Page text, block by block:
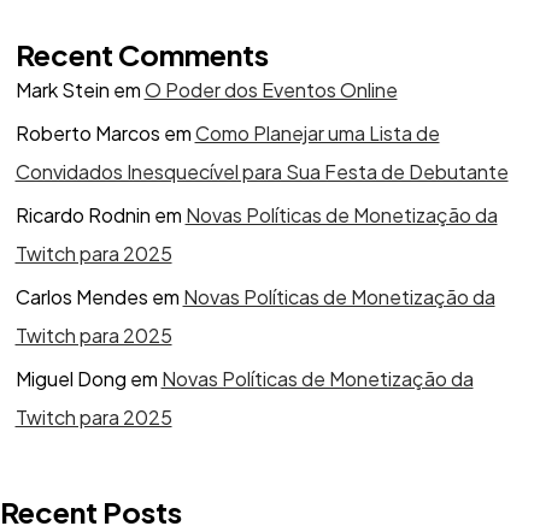
Recent Comments
Mark Stein emO Poder dos Eventos Online
Roberto Marcos emComo Planejar uma Lista de
Convidados Inesquecível para Sua Festa de Debutante
Ricardo Rodnin em Novas Políticas de Monetização da
Twitch para 2025
Carlos Mendes em Novas Políticas de Monetização da
Twitch para 2025
Miguel Dong em Novas Políticas de Monetização da
Twitch para 2025
Recent Posts